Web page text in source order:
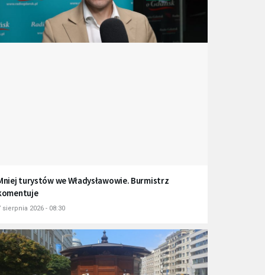
turystów we Władysławowie. Burmistrz
sierpnia 2026 - 08:30